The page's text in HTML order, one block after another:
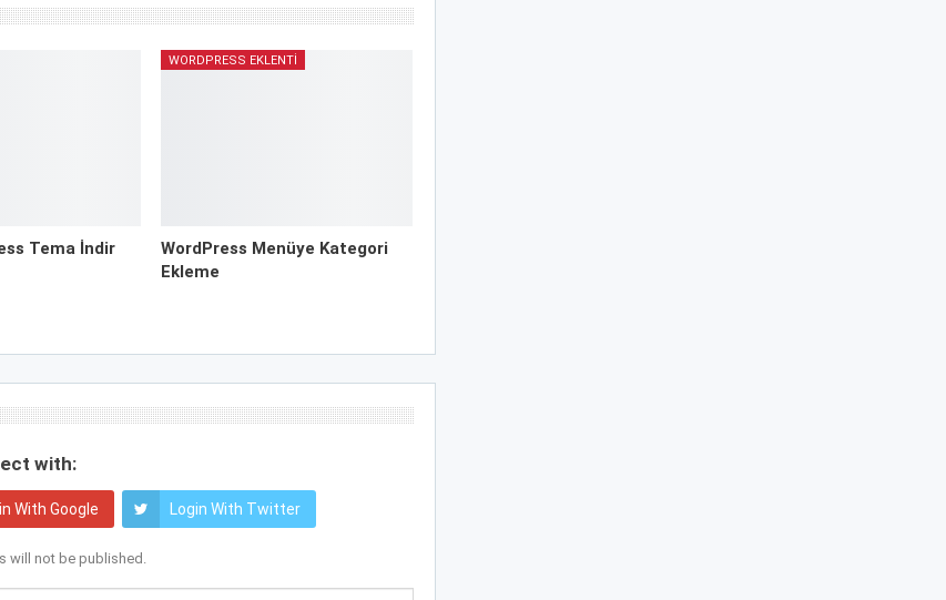
Tema İndir
WORDPRESS EKLENTI
WordPress Menüye Kategori
Ekleme
with:
With Google Login With Twitter
will not be published.